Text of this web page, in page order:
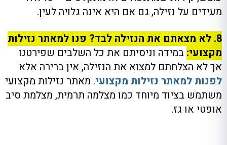
מעידים על נזילה, גם אם היא אינה גלויה לעין.
8. לא מצאתם את הנזילה לבד? פנו למאתר נזילות
מקצועי: במידה וניסיתם את כל השלבים שפירטנו
אך לא הצלחתם למצוא את הנזילה, אין ברירה אלא
לפנות למאתר נזילות מקצועי. מאתר נזילות מקצועי
משתמש בציוד מיוחד כמו מצלמה תרמית, מצלמת סיב
אופטי או גז.